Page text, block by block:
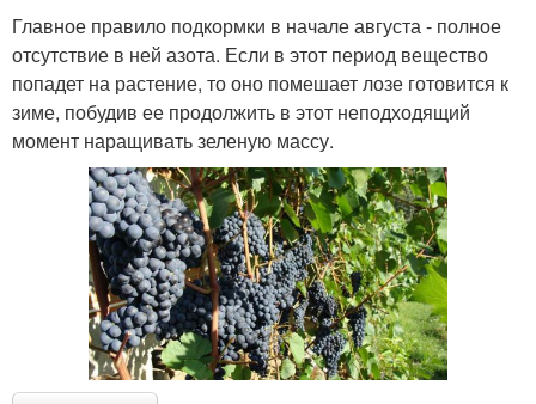
Главное правило подкормки в начале августа - полное
отсутствие в ней азота. Если в этот период вещество
попадет на растение, то оно помешает лозе готовится к
зиме, побудив ее продолжить в этот неподходящий
момент наращивать зеленую массу.